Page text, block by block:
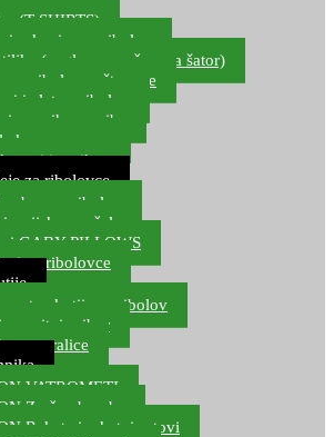
(T-SHIRTS)
i rukavice za ribolov
(naglavne, ručne, za šator)
za ribolovne štapove
i alat za ribolov
za prihranu ribe
kamp oprema
i optika
za ribolovce
bon za ribolov
naočale
GABY PILLOWS
za ribolovce
kutije za ribolov
za sitni pribor
za varalice
VATROMETI
Zračne bombe
Rakete i raketni setovi